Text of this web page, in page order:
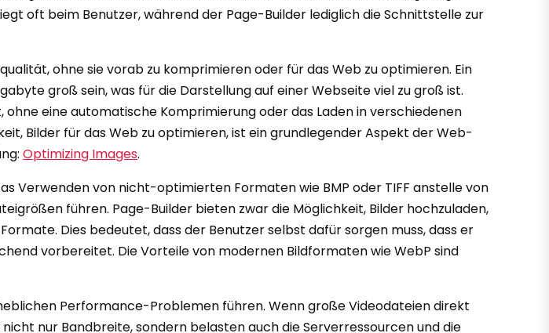
oft beim Benutzer, während der Page-Builder lediglich die Schnittstelle zur
ohne sie vorab zu komprimieren oder für das Web zu optimieren. Ein
groß sein, was für die Darstellung auf einer Webseite viel zu groß ist.
eine automatische Komprimierung oder das Laden in verschiedenen
Bilder für das Web zu optimieren, ist ein grundlegender Aspekt der Web-
Optimizing Images.
Verwenden von nicht-optimierten Formaten wie BMP oder TIFF anstelle von
führen. Page-Builder bieten zwar die Möglichkeit, Bilder hochzuladen,
Dies bedeutet, dass der Benutzer selbst dafür sorgen muss, dass er
vorbereitet. Die Vorteile von modernen Bildformaten wie WebP sind
Performance-Problemen führen. Wenn große Videodateien direkt
nur Bandbreite, sondern belasten auch die Serverressourcen und die